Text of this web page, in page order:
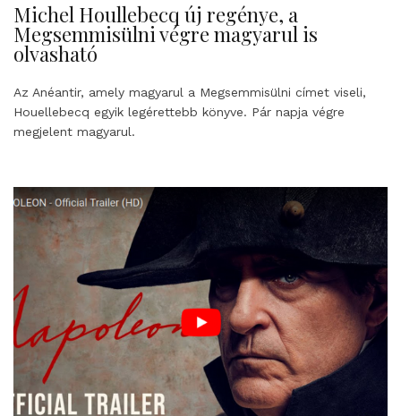
Michel Houllebecq új regénye, a
Megsemmisülni végre magyarul is
olvasható
Az Anéantir, amely magyarul a Megsemmisülni címet viseli,
Houellebecq egyik legérettebb könyve. Pár napja végre
megjelent magyarul.